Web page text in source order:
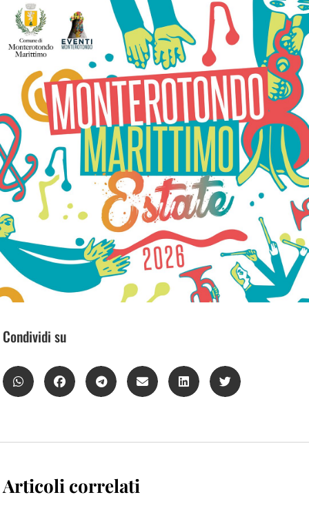
Condividi su
Articoli correlati